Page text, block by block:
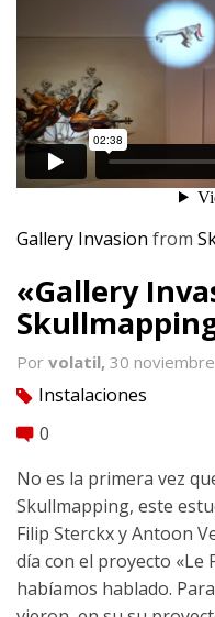
Gallery Invasion from
«Gallery
Por volatil, 30
tag Instalaciones
comment 0
No es la primera vez
Skullmapping, este
Filip Sterckx y Antoon
día con el proyecto «Le
habíamos hablado.